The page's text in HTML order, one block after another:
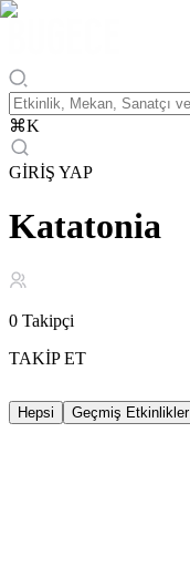
⌘K
GİRİŞ YAP
Katatonia
0 Takipçi
TAKİP ET
Hepsi Geçmiş Etkinlikler